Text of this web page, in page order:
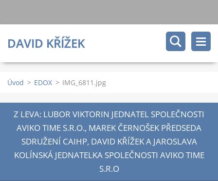
DAVID KŘÍŽEK
Úvod > EDOX > IMG_6811.jpg
Z LEVA: LUBOR VIKTORIN JEDNATEL SPOLEČNOSTI
AVIKO TIME S.R.O., MAREK ČERNOŠEK PŘEDSEDA
SDRUŽENÍ CAIHP, DAVID KŘÍŽEK A JAROSLAVA
KOLÍNSKÁ JEDNATELKA SPOLEČNOSTI AVIKO TIME
S.R.O